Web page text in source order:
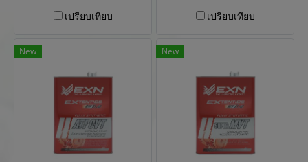
เปรียบเทียบ เปรียบเทียบ
New New